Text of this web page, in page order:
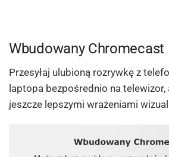
Wbudowany Chromecast
Przesyłaj ulubioną rozrywkę z
laptopa bezpośrednio na telewizor,
jeszcze lepszymi wrażeniami